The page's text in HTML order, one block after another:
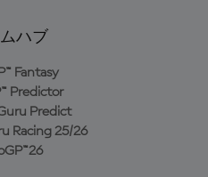
ハブ
Fantasy
Predictor
Predict
Racing 25/26